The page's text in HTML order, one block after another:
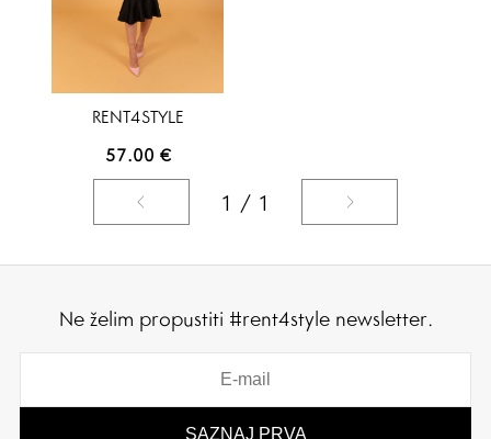
RENT4STYLE
57.00 €
1 / 1
Ne želim propustiti #rent4style newsletter.